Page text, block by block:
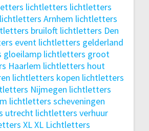
lichtletters lichtletters
lichtletters Arnhem lichtletters
bruiloft lichtletters Den
event lichtletters gelderland
gloeilamp lichtletters groot
Haarlem lichtletters hout
lichtletters kopen lichtletters
Nijmegen lichtletters
lichtletters scheveningen
utrecht lichtletters verhuur
XLXL Lichtletters